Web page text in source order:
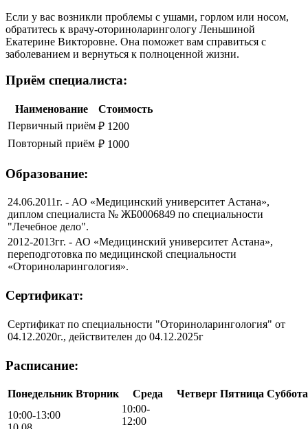
Если у вас возникли проблемы с ушами, горлом или носом,
обратитесь к врачу-оториноларингологу Леньшиной
Екатерине Викторовне. Она поможет вам справиться с
заболеванием и вернуться к полноценной жизни.
Приём специалиста:
Наименование
Стоимость
Первичный приём ₽ 1200
Повторный приём ₽ 1000
Образование:
24.06.2011г. - АО «Медицинский университет Астана»,
диплом специалиста № ЖБ0006849 по специальности
"Лечебное дело".
2012-2013гг. - АО «Медицинский университет Астана»,
переподготовка по медицинской специальности
«Оториноларингология».
Сертификат:
Сертификат по специальности "Оториноларингология" от
04.12.2020г., действителен до 04.12.2025г
Расписание:
Понедельник Вторник Среда Четверг Пятница Суббота
10:00-13:00
10:00-
12:00